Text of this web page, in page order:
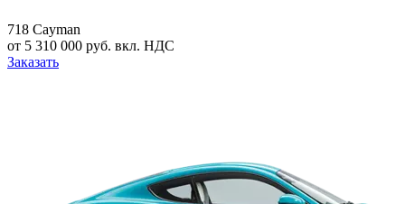
718 Cayman
от 5 310 000 руб. вкл. НДС
Заказать